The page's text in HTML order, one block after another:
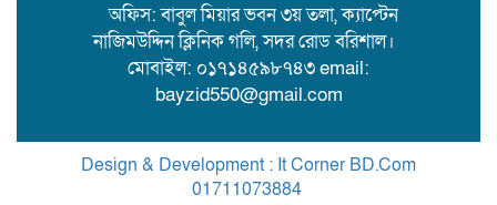
বরিশাল সংস্কৃতিকেন্দ্রের ৩৬ জুলাই
সেমিনার
অস্থিরতা: কোথায় যাচ্ছে বাংলাদেশ?
অফিস: বাবুল মিয়ার ভবন ৩য় তলা, ক্যাপ্টেন
নাজিমউদ্দিন ক্লিনিক গলি, সদর রোড বরিশাল।
মোবাইল: ০১৭১৪৫৯৮৭৪৩ email:
bayzid550@gmail.com
Design & Development : It Corner BD.Com
01711073884